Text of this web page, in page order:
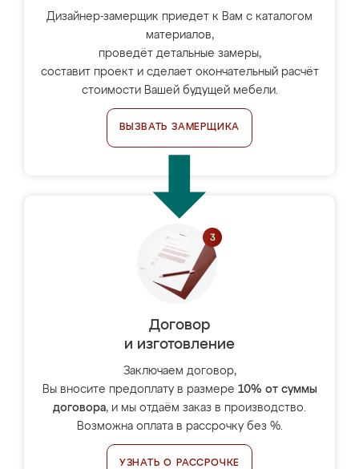
Дизайнер-замерщик приедет к Вам с каталогом
материалов,
проведёт детальные замеры,
составит проект и сделает окончательный расчёт
стоимости Вашей будущей мебели.
ВЫЗВАТЬ ЗАМЕРЩИКА
Договор
и изготовление
Заключаем договор,
Вы вносите предоплату в размере 10% от суммы
договора, и мы отдаём заказ в производство.
Возможна оплата в рассрочку без %.
УЗНАТЬ О РАССРОЧКЕ